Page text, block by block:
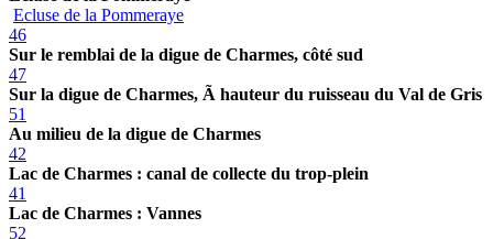
Ecluse de la Pommeraye
46
Sur le remblai de la digue de Charmes, côté sud
47
Sur la digue de Charmes, Ã hauteur du ruisseau du Val de Gris
51
Au milieu de la digue de Charmes
42
Lac de Charmes : canal de collecte du trop-plein
41
Lac de Charmes : Vannes
52